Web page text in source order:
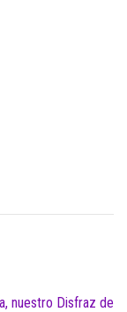
nuestro Disfraz de